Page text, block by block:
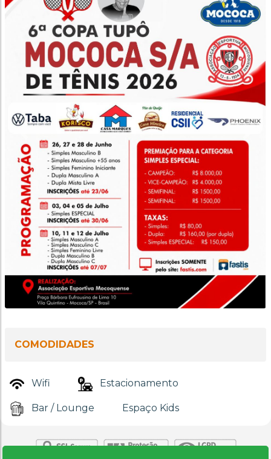
Anterior
COMODIDADES
Wifi Estacionamento
Bar / Lounge Espaço Kids